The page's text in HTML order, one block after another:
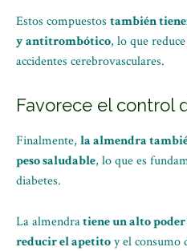
Estos compuestos también
y antitrombótico, lo que
accidentes cerebrovasculares.
Favorece el control
Finalmente, la almendra
peso saludable, lo que es
diabetes.
La almendratiene un alto poder
reducir el apetitoy el consumo